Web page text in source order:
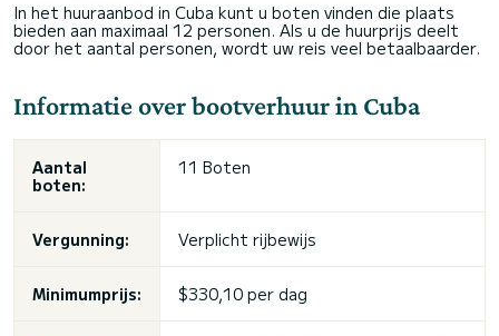
In het huuraanbod in Cuba kunt u boten vinden die plaats
bieden aan maximaal 12 personen. Als u de huurprijs deelt
door het aantal personen, wordt uw reis veel betaalbaarder.
Informatie over bootverhuur in Cuba
Aantal
boten:
11 Boten
Vergunning: Verplicht rijbewijs
Minimumprijs: $330,10 per dag